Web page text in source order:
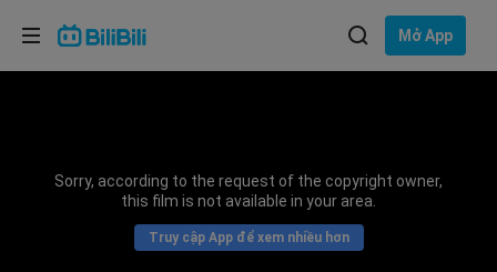
Mở App
Sorry, according to the request of the copyright owner,
this film is not available in your area.
Truy cập App để xem nhiều hơn
Lựa chọn ngôn ngữ
Bahasa Indonesia